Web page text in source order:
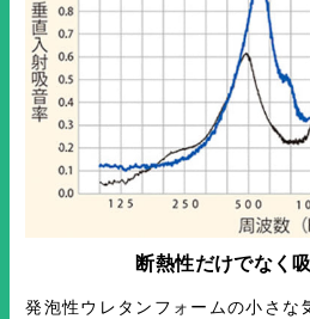
断熱性だけでなく
発泡性ウレタンフォームの小さな